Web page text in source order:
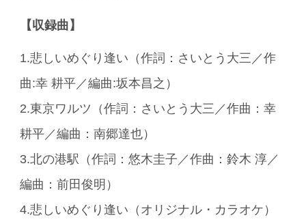
【収録曲】
1.悲しいめぐり逢い（作詞：さいとう大三／作
曲:幸 耕平／編曲:坂本昌之）
2.東京ワルツ（作詞：さいとう大三／作曲：幸
耕平／編曲：南郷達也）
3.北の港駅（作詞：悠木圭子／作曲：鈴木 淳／
編曲：前田俊明）
4.悲しいめぐり逢い（オリジナル・カラオケ）